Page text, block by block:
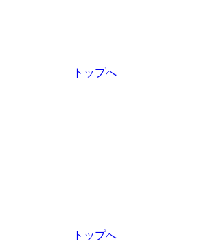
トップへ
トップへ